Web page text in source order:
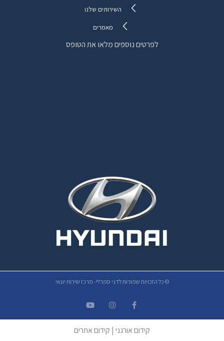
השירותים שלנו
מאמרים
לפרטים נוספים מלאו את הטופס
© כל הזכויות שמורות לדני סמרלי- מרכז שירות יונאי
קידום אורגני | קידום אתרים